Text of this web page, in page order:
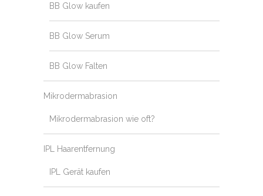
BB Glow kaufen
BB Glow Serum
BB Glow Falten
Mikrodermabrasion
Mikrodermabrasion wie oft?
IPL Haarentfernung
IPL Gerät kaufen